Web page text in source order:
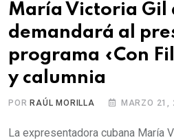
María Victoria Gil
demandará al
programa «Con
y calumnia
POR RAÚL MORILLA MARZO 21,
La expresentadora cubana María